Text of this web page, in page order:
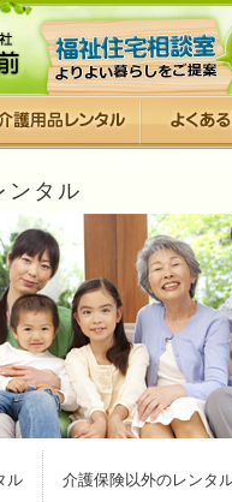
ンタル
ル 介護保険以外のレンタ